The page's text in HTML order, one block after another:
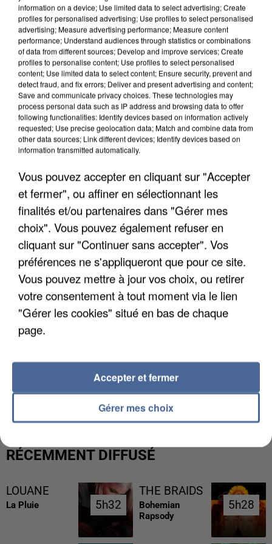
APRÈS TOUTES CES CANICULES, LES REFUGES
DE FAUNE SAUVAGE SONT...
L’UN DES FONDATEURS SUPPOSÉS DE LA DZ
MAFIA INTERPELLÉ EN ALGÉRIE
RÉCEMMENT DIFFUSÉ
LOUANE
La Pluie 5h32
5h32
THE BRAIDS
Bohemian
Rapsody
5h28
5h28
information on a device; Use limited data to select advertising; Create
profiles for personalised advertising; Use profiles to select personalised
advertising; Measure advertising performance; Measure content
performance; Understand audiences through statistics or combinations
of data from different sources; Develop and improve services; Create
profiles to personalise content; Use profiles to select personalised
content; Use limited data to select content; Ensure security, prevent and
detect fraud, and fix errors; Deliver and present advertising and content;
Save and communicate privacy choices. These technologies may
process personal data such as IP address and browsing data to offer
following functionalities: Identify devices based on information actively
requested; Use precise geolocation data; Match and combine data from
other data sources; Link different devices; Identify devices based on
information transmitted automatically.
Vous pouvez accepter en cliquant sur "Accepter
et fermer", ou affiner en sélectionnant les
finalités et/ou partenaires dans "Gérer mes
choix". Vous pouvez également refuser en
cliquant sur "Continuer sans accepter". Vos
préférences ne s'appliqueront que pour ce site.
Vous pouvez mettre à jour vos choix, ou retirer
votre consentement à tout moment via le lien
"Gérer les cookies" situé en bas de chaque
page.
Gérer mes choix
Accepter et fermer